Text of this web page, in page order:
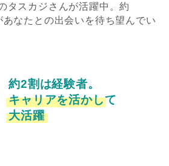
タスカジさんが活躍中。約
なたとの出会いを待ち望んでい
約2割は経験者。
キャリアを活かして
大活躍